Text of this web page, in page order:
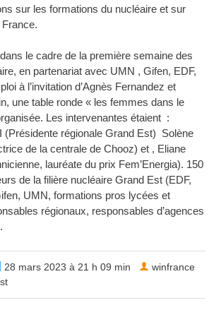
sur les formations du nucléaire et sur
France.
le cadre de la première semaine des
en partenariat avec UMN , Gifen, EDF,
à l’invitation d’Agnès Fernandez et
une table ronde « les femmes dans le
Les intervenantes étaient :
(Présidente régionale Grand Est) Solène
de la centrale de Chooz) et , Eliane
lauréate du prix Fem’Energia). 150
de la filière nucléaire Grand Est (EDF,
UMN, formations pros lycées et
régionaux, responsables d’agences
28 mars 2023 à 21 h 09 min
winfrance